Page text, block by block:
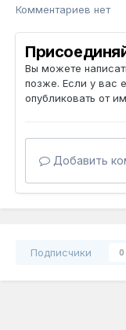
Комментариев нет
Вы можете
позже. Если у вас
опубликовать от
Добавить
Подписчики 0